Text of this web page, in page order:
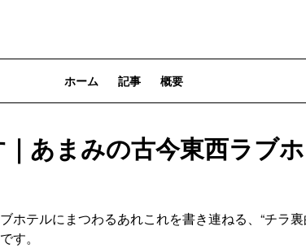
ホーム 記事 概要
あまみの古今東西ラブ
ホテルにまつわるあれこれを書き連ねる、“チラ
す。